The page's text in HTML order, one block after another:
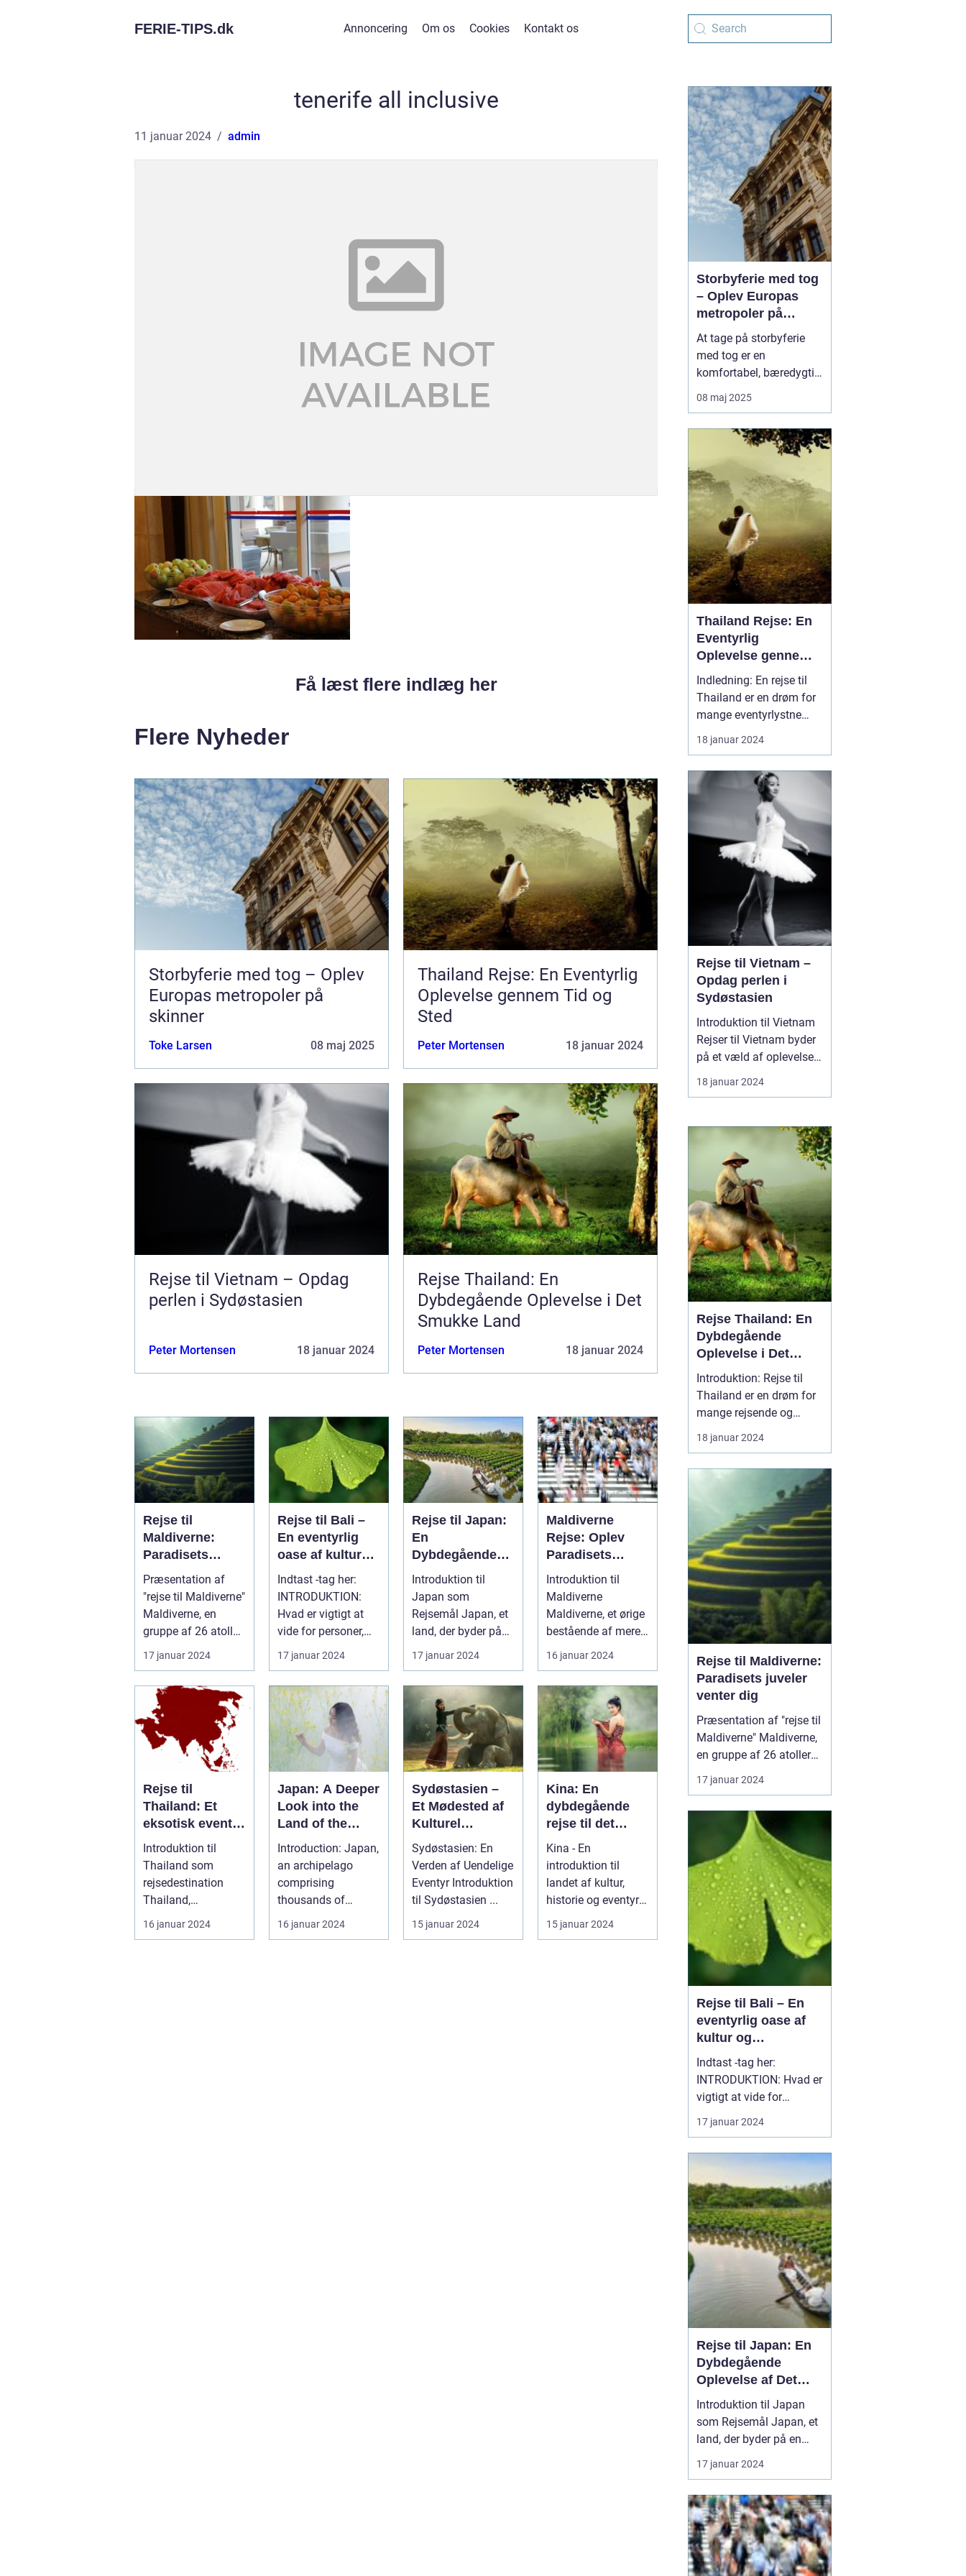
FERIE-TIPS.dk Annoncering Om os Cookies Kontakt os
tenerife all inclusive
11 januar 2024 admin
Få læst flere indlæg her
Flere Nyheder
Storbyferie med tog – Oplev
Europas metropoler på
skinner
Toke Larsen 08 maj 2025
Thailand Rejse: En Eventyrlig
Oplevelse gennem Tid og
Sted
Peter Mortensen 18 januar 2024
Rejse til Vietnam – Opdag
perlen i Sydøstasien
Peter Mortensen 18 januar 2024
Rejse Thailand: En
Dybdegående Oplevelse i Det
Smukke Land
Peter Mortensen 18 januar 2024
Rejse til
Maldiverne:
Paradisets
juveler venter
dig
Præsentation af
"rejse til Maldiverne"
Maldiverne, en
gruppe af 26 atoller
med mere end
1.000 øer, ...
17 januar 2024
Rejse til Bali –
En eventyrlig
oase af kultur
og
naturskønhed
Indtast -tag her:
INTRODUKTION:
Hvad er vigtigt at
vide for personer,
som generelt er
interessered...
17 januar 2024
Rejse til Japan:
En
Dybdegående
Oplevelse af Det
Fascinerende
Øst
Introduktion til
Japan som
Rejsemål Japan, et
land, der byder på
en perfekt blanding
af moderne tek...
17 januar 2024
Maldiverne
Rejse: Oplev
Paradisets
Smukke Skatte
Introduktion til
Maldiverne
Maldiverne, et ørige
bestående af mere
end 1200 små øer i
Det Indiske O...
16 januar 2024
Rejse til
Thailand: Et
eksotisk eventyr
for rejsende og
eventyrlystne
Introduktion til
Thailand som
rejsedestination
Thailand,
beliggende i hjertet
af Sydøstasien,
16 januar 2024
Japan: A Deeper
Look into the
Land of the
Rising Sun
Introduction: Japan,
an archipelago
comprising
thousands of
islands, is a country
deeply rooted in r...
16 januar 2024
Sydøstasien –
Et Mødested af
Kulturel
Mangfoldighed
og Breathtaking
Naturskønhed
Sydøstasien: En
Verden af Uendelige
Eventyr Introduktion
til Sydøstasien ...
15 januar 2024
Kina: En
dybdegående
rejse til det
mystiske Østens
vidunder
Kina - En
introduktion til
landet af kultur,
historie og eventyr
Indledning:
Velkommen til en
15 januar 2024
Storbyferie med tog
– Oplev Europas
metropoler på
skinner
At tage på storbyferie
med tog er en
komfortabel, bæredygtig
og oplevelsesrig måde at
udforske Europas mest
kan man rejse direkte fra
Danmark til storbyer
som Berlin, Paris, Wien
og Rom – og nyde rejsen
...
08 maj 2025
Thailand Rejse: En
Eventyrlig
Oplevelse gennem
Tid og Sted
Indledning: En rejse til
Thailand er en drøm for
mange eventyrlystne
rejsende. Dette smukke
land i Sydøstasien byder
kultur, historie,
traditioner, naturskønhed
og ikke mindst venlige
lokalbefolkning. I denne
dybdegående artike...
18 januar 2024
Rejse til Vietnam –
Opdag perlen i
Sydøstasien
Introduktion til Vietnam
Rejser til Vietnam byder
på et væld af oplevelser
for rejsende og
eventyrlystne sjæle.
land er kendt for sin
enestående natur, rige
historie, spændende
kultur og venlige
lokalbefolkning. Fra det
livlige...
18 januar 2024
Rejse Thailand: En
Dybdegående
Oplevelse i Det
Smukke Land
Introduktion: Rejse til
Thailand er en drøm for
mange rejsende og
eventyrlystne sjæle.
Dette smukke land er
historie, kultur,
fantastiske strande og
senest også for rejsemål,
der er udenfor turisternes
radar. I denne artikel ...
18 januar 2024
Rejse til Maldiverne:
Paradisets juveler
venter dig
Præsentation af "rejse til
Maldiverne" Maldiverne,
en gruppe af 26 atoller
med mere end 1.000 øer,
er en af verdens mest
for eventyrlystne og
rejsende. Denne øgruppe
beliggende i Det Indiske
Ocean udstråler ren
paradisisk skøn...
17 januar 2024
Rejse til Bali – En
eventyrlig oase af
kultur og
naturskønhed
Indtast -tag her:
INTRODUKTION: Hvad er
vigtigt at vide for
personer, som generelt er
interesserede i en rejse til
Indonesiens mest
fantastiske
destinationer, er kendt
for sin enestående
blanding af kultur,
naturlig skønhed og ev...
17 januar 2024
Rejse til Japan: En
Dybdegående
Oplevelse af Det
Fascinerende Øst
Introduktion til Japan
som Rejsemål Japan, et
land, der byder på en
perfekt blanding af
moderne teknologi og
været en
favoritdestination for
rejsende og
eventyrlystne fra hele
17 januar 2024